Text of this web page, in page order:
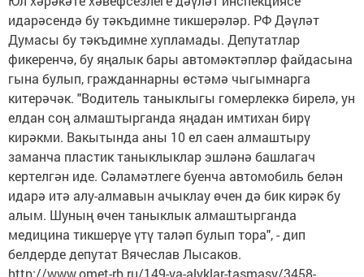
идарәсендә бу тәкъдимне тикшерәләр. РФ Дәүләт
Думасы бу тәкъдимне хупламады. Депутатлар
фикеренчә, бу яңалык бары автомәктәпләр файдасына
гына булып, гражданнарны өстәмә чыгымнарга
китерәчәк. "Водитель таныклыгы гомерлеккә бирелә, ун
елдан соң алмаштырганда яңадан имтихан бирү
кирәкми. Вакытында аны 10 ел саен алмаштыру
заманча пластик таныклыклар эшләнә башлагач
кертелгән иде. Сәламәтлеге буенча автомобиль белән
идарә итә алу-алмавын ачыклау өчен дә бик кирәк бу
алым. Шуның өчен таныклык алмаштырганда
медицина тикшерүе үтү таләп булып тора", - дип
белдерде депутат Вячеслав Лысаков.
http://www.omet-rb.ru/149-ya-alyklar-tasmasy/3458-